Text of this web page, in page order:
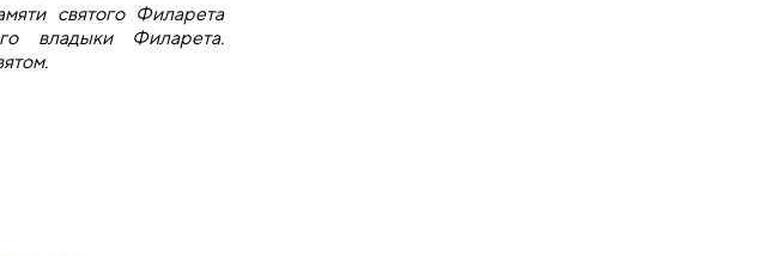
святого Филарета
владыки Филарета.